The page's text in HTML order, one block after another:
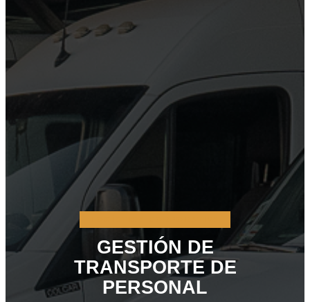
GESTIÓN DE
TRANSPORTE DE
PERSONAL